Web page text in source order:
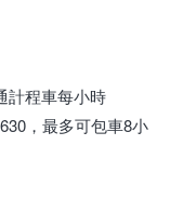
計程車每小時
，最多可包車8小